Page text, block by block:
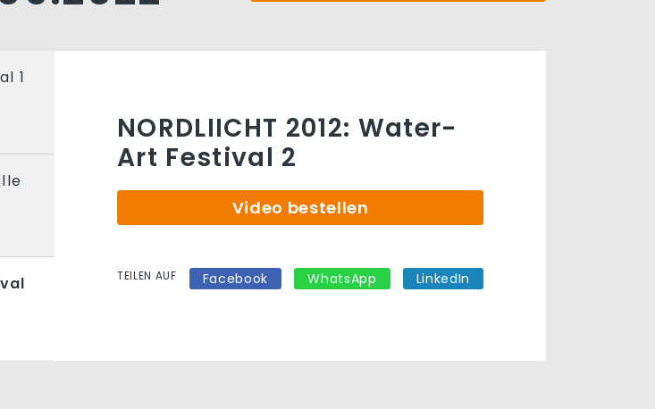
1
NORDLIICHT 2012: Water-
Art Festival 2
Video bestellen
TEILEN AUF Facebook WhatsApp LinkedIn